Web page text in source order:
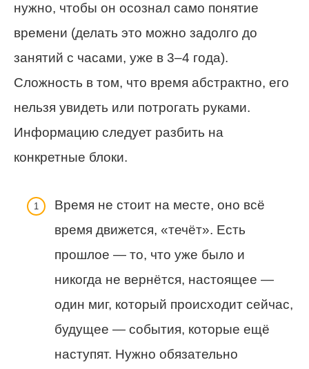
нужно, чтобы он осознал само понятие
времени (делать это можно задолго до
занятий с часами, уже в 3–4 года).
Сложность в том, что время абстрактно, его
нельзя увидеть или потрогать руками.
Информацию следует разбить на
конкретные блоки.
Время не стоит на месте, оно всё
время движется, «течёт». Есть
прошлое — то, что уже было и
никогда не вернётся, настоящее —
один миг, который происходит сейчас,
будущее — события, которые ещё
наступят. Нужно обязательно